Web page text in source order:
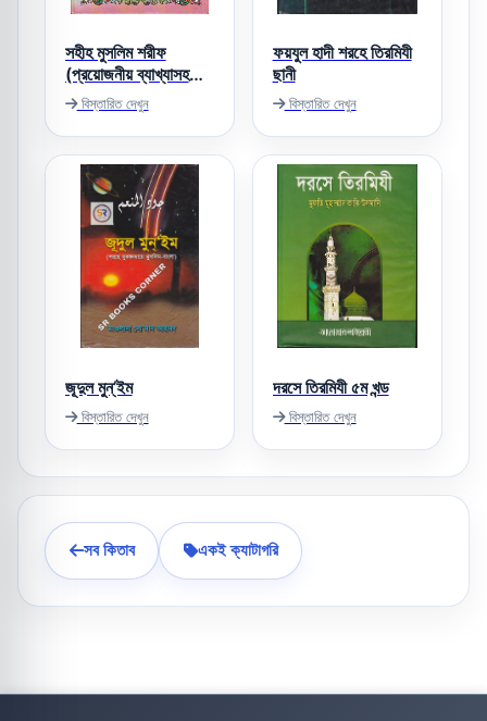
সহীহ মুসলিম শরীফ
(প্রয়োজনীয় ব্যাখ্যাসহ
বঙ্গানুবাদ)
বিস্তারিত দেখুন
ফয়যুল হাদী শরহে তিরমিযী
ছানী
বিস্তারিত দেখুন
জূদুল মুন্‌’ইম
বিস্তারিত দেখুন
দরসে তিরমিযী ৫ম খন্ড
বিস্তারিত দেখুন
সব কিতাব একই ক্যাটাগরি